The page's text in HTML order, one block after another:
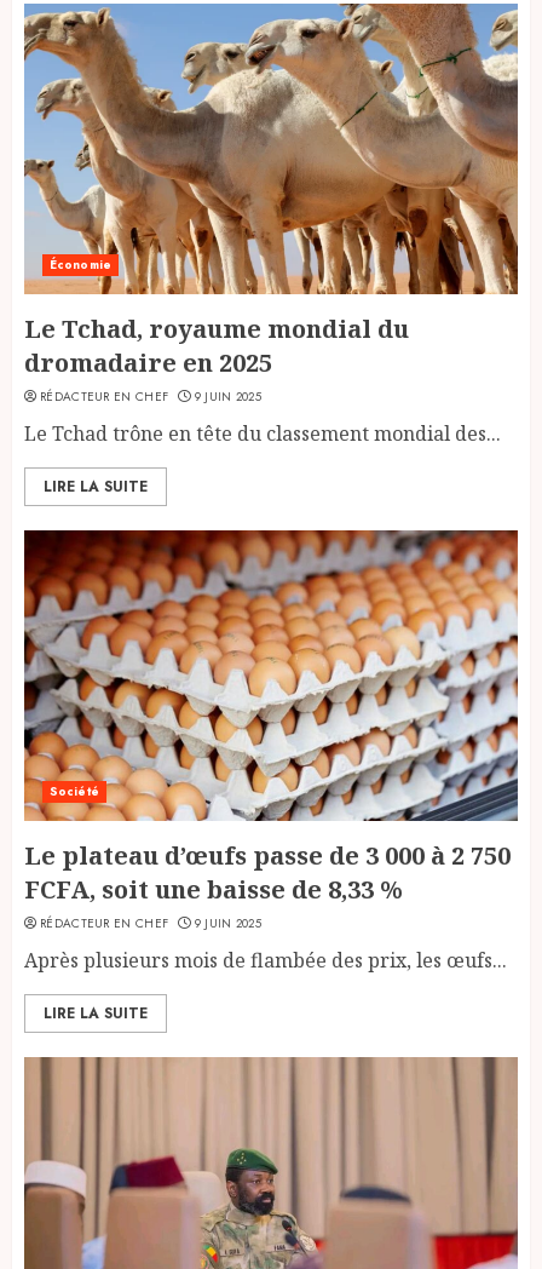
Économie
Le Tchad, royaume mondial du
dromadaire en 2025
RÉDACTEUR EN CHEF 9 JUIN 2025
Le Tchad trône en tête du classement mondial des...
LIRE LA SUITE
Société
Le plateau d’œufs passe de 3 000 à 2 750
FCFA, soit une baisse de 8,33 %
RÉDACTEUR EN CHEF 9 JUIN 2025
Après plusieurs mois de flambée des prix, les œufs...
LIRE LA SUITE